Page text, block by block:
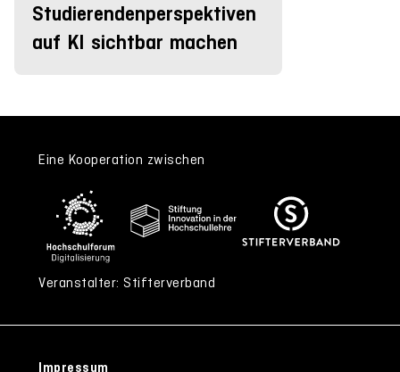
Studierendenperspektiven
auf KI sichtbar machen
Eine Kooperation zwischen
Veranstalter: Stifterverband
Impressum